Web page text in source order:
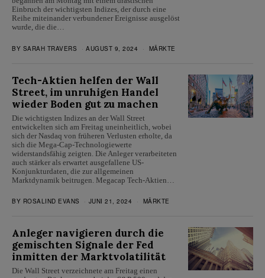
Einbruch der wichtigsten Indizes, der durch eine
Reihe miteinander verbundener Ereignisse ausgelöst
wurde, die die…
BY SARAH TRAVERS AUGUST 9, 2024 MÄRKTE
Tech-Aktien helfen der Wall
Street, im unruhigen Handel
wieder Boden gut zu machen
Die wichtigsten Indizes an der Wall Street
entwickelten sich am Freitag uneinheitlich, wobei
sich der Nasdaq von früheren Verlusten erholte, da
sich die Mega-Cap-Technologiewerte
widerstandsfähig zeigten. Die Anleger verarbeiteten
auch stärker als erwartet ausgefallene US-
Konjunkturdaten, die zur allgemeinen
Marktdynamik beitrugen. Megacap Tech-Aktien…
BY ROSALIND EVANS JUNI 21, 2024 MÄRKTE
Anleger navigieren durch die
gemischten Signale der Fed
inmitten der Marktvolatilität
Die Wall Street verzeichnete am Freitag einen